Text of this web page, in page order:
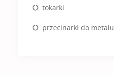
tokarki
przecinarki do metalu